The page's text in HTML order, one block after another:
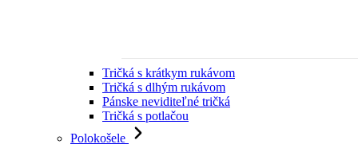
Tričká s krátkym rukávom
Tričká s dlhým rukávom
Pánske neviditeľné tričká
Tričká s potlačou
Polokošele